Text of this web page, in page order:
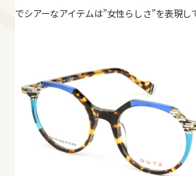
でシアーなアイテムは”女性らしさ”を表現し